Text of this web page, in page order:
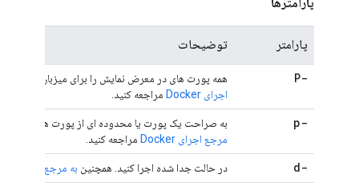
پارامتر توضیحات
-P
همه پورت های در معرض نمایش را برای میزبان منتشر
اجرای Docker
مراجعه کنید.
-p
به صراحت یک پورت یا محدوده ای از پورت ها را نقشه
مرجع اجرای Docker
مراجعه کنید.
-d در حالت جدا شده اجرا کنید. همچنین به مرجع اجرای Docker